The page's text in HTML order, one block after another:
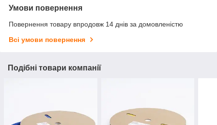
Умови повернення
Повернення товару впродовж 14 днів за домовленістю
Всі умови повернення
Подібні товари компанії